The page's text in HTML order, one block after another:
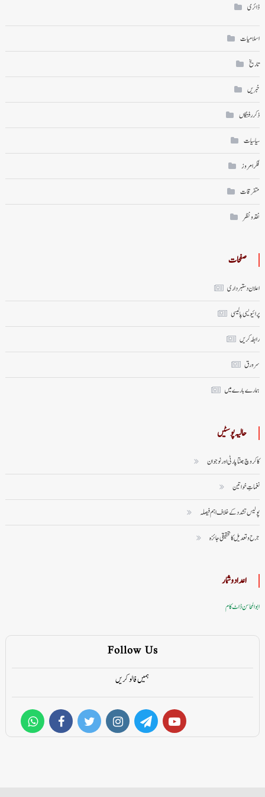
ڈائری
اسلامیات
تاریخ
خبریں
ذکر رفتگاں
سیاسیات
فکر امروز
متفرقات
نقد ونظر
صفحات
اعلان دستبرداری
پرائیویسی پالیسی
رابطہ کریں
سر ورق
ہمارے بارے میں
حالیہ پوسٹیں
کاکروچ جنتا پارٹی اور نوجوان
نغماتِ خواتین
پولیس تشدد کے خلاف اہم فیصلہ
جرح و تعدیل کا تحقیقی جائزہ
اعداد وشمار
ابوالمحاسن ڈاٹ کام
Follow Us
ہمیں فالو کریں